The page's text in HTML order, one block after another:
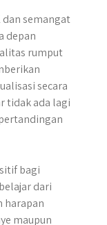
dan semangat
depan
rumput
secara
tidak ada lagi
bagi
dari
harapan
maupun